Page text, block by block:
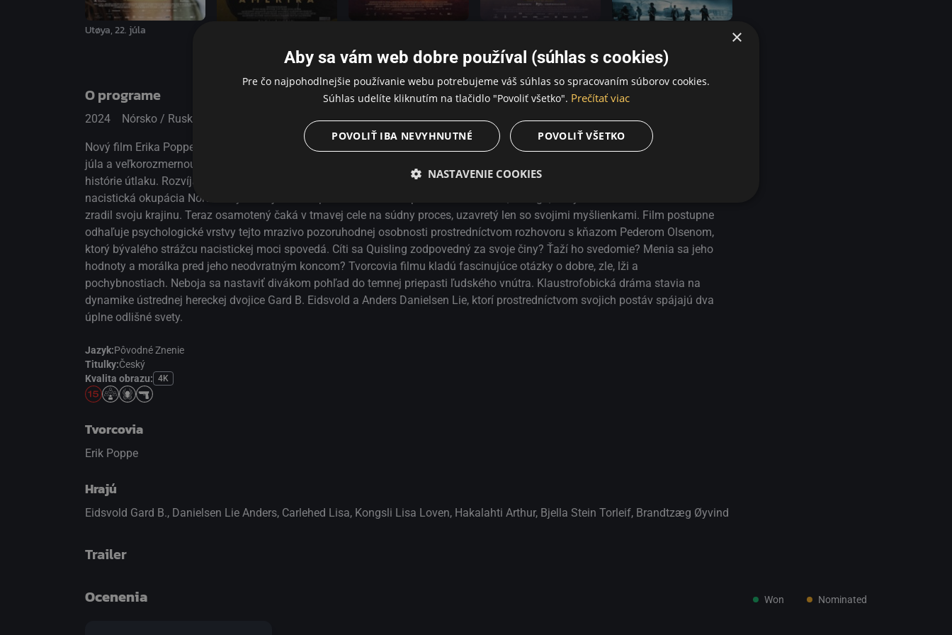
prostredníctvom svojich postáv spájajú dva úplne odlišné svety.
Utøya, 22. júla Hammarskjöld – Boj za mier
O programe
2024 Nórsko / Rusko
Nový film Erika Poppeho, muža, ktorý stojí napríklad za bolestným prerozprávaním tragických udalostí na ostrove Utøya z 22.
júla a veľkorozmernou fiktívnou freskou Emigranti. I tento raz sa svojím osobitým a štylisticky vycibreným pohľadom ponára do
histórie útlaku. Rozvíja zložitý príbeh odohrávajúci sa na konci druhej svetovej vojny, keď sa po piatich rokoch skončila
nacistická okupácia Nórska. Vykresľuje desivú postavu nórskeho premiéra Vidkuna Quislinga, ktorý kolaboroval s nacistami a
zradil svoju krajinu. Teraz osamotený čaká v tmavej cele na súdny proces, uzavretý len so svojimi myšlienkami. Film postupne
odhaľuje psychologické vrstvy tejto mrazivo pozoruhodnej osobnosti prostredníctvom rozhovoru s kňazom Pederom Olsenom,
ktorý bývalého strážcu nacistickej moci spovedá. Cíti sa Quisling zodpovedný za svoje činy? Ťaží ho svedomie? Menia sa jeho
hodnoty a morálka pred jeho neodvratným koncom? Tvorcovia filmu kladú fascinujúce otázky o dobre, zle, lži a
pochybnostiach. Neboja sa nastaviť divákom pohľad do temnej priepasti ľudského vnútra. Klaustrofobická dráma stavia na
dynamike ústrednej hereckej dvojice Gard B. Eidsvold a Anders Danielsen Lie, ktorí prostredníctvom svojich postáv spájajú dva
úplne odlišné svety.
Jazyk:Pôvodné Znenie
Titulky:Český
Kvalita obrazu: 4K
Tvorcovia
Erik Poppe
Hrajú
Eidsvold Gard B., Danielsen Lie Anders, Carlehed Lisa, Kongsli Lisa Loven, Hakalahti Arthur, Bjella Stein Torleif, Brandtzæg Øyvind
Trailer
Ocenenia
Won Nominated
×
Aby sa vám web dobre používal (súhlas s cookies)
Pre čo najpohodlnejšie používanie webu potrebujeme váš súhlas so spracovaním súborov cookies.
Súhlas udelíte kliknutím na tlačidlo "Povoliť všetko". Prečítať viac
POVOLIŤ VŠETKO
POVOLIŤ IBA NEVYHNUTNÉ
NASTAVENIE COOKIES